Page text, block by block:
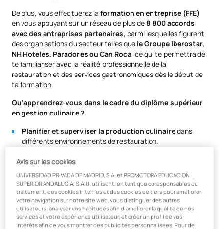
De plus, vous effectuerez laformation en entreprise (FFE)
en vous appuyant sur un réseau de plus de 8 800 accords
avec des entreprises partenaires, parmi lesquelles figurent
des organisations du secteur telles que le Groupe Iberostar,
NH Hoteles, Paradores ou Can Roca, ce qui te permettra de
te familiariser avec la réalité professionnelle de la
restauration et des services gastronomiques dès le début de
ta formation.
Qu’apprendrez-vous dans le cadre du diplôme supérieur
en gestion culinaire ?
Planifier et superviser la production culinairedans
différents environnements de restauration.
matières premières
service.
Coordonner les équipes de cuisine et les opérations
de restauration.
Mettre en place des systèmes de qualité, d’hygiène et
de sécurité alimentaire.
Avis sur les cookies
UNIVERSIDAD PRIVADA DE MADRID, S.A. et PROMOTORA EDUCACIÓN
SUPERIOR ANDALUCÍA, S.A.U. utilisent, en tant que coresponsables du
traitement, des cookies internes et des cookies de tiers pour améliorer
votre navigation sur notre site web, vous distinguer des autres
utilisateurs, analyser vos habitudes afin d’améliorer la qualité de nos
services et votre expérience utilisateur, et créer un profil de vos
intérêts afin de vous montrer des publicités personnalisées. Pour de